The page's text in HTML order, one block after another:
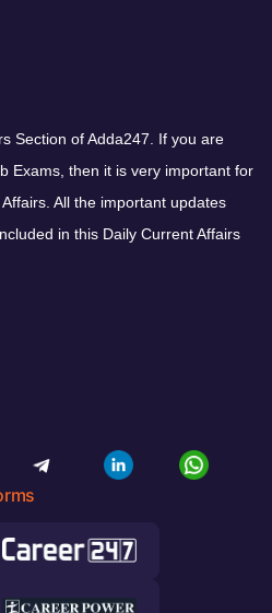
Section of Adda247. If you are
Exams, then it is very important for
All the important updates
in this Daily Current Affairs